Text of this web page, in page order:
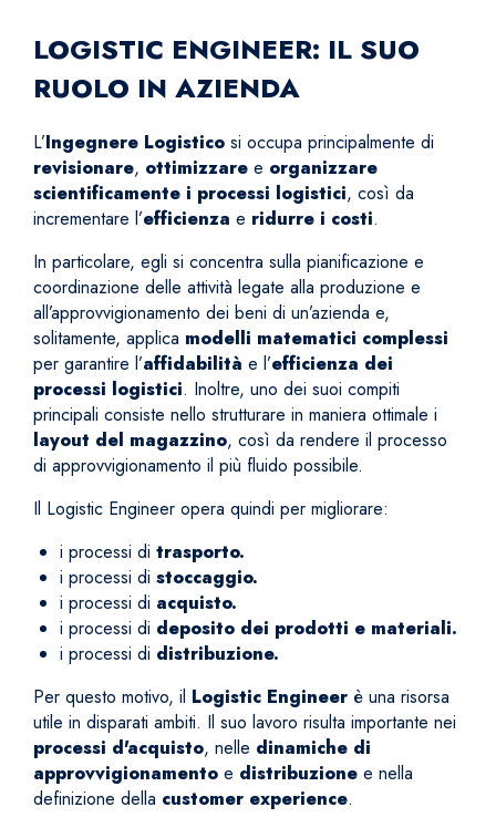
LOGISTIC ENGINEER: IL SUO
RUOLO IN AZIENDA
L’Ingegnere Logistico si occupa principalmente di
revisionare, ottimizzare e organizzare
scientificamente i processi logistici, così da
incrementare l’efficienza e ridurre i costi.
In particolare, egli si concentra sulla pianificazione e
coordinazione delle attività legate alla produzione e
all’approvvigionamento dei beni di un’azienda e,
solitamente, applica modelli matematici complessi
per garantire l’affidabilità e l’efficienza dei
processi logistici. Inoltre, uno dei suoi compiti
principali consiste nello strutturare in maniera ottimale i
layout del magazzino, così da rendere il processo
di approvvigionamento il più fluido possibile.
Il Logistic Engineer opera quindi per migliorare:
i processi di trasporto.
i processi di stoccaggio.
i processi di acquisto.
i processi di deposito dei prodotti e materiali.
i processi di distribuzione.
Per questo motivo, il Logistic Engineer è una risorsa
utile in disparati ambiti. Il suo lavoro risulta importante nei
processi d'acquisto, nelle dinamiche di
approvvigionamento e distribuzione e nella
definizione della customer experience.